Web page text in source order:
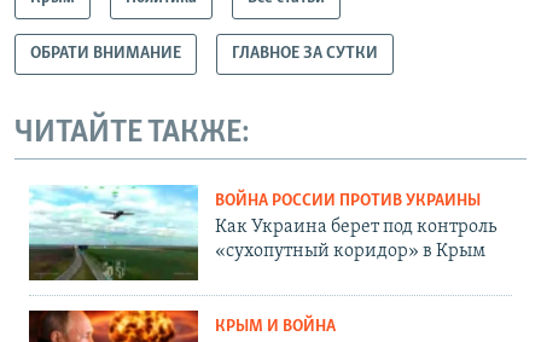
ОБРАТИ ВНИМАНИЕ ГЛАВНОЕ ЗА СУТКИ
ЧИТАЙТЕ ТАКЖЕ:
ВОЙНА РОССИИ ПРОТИВ УКРАИНЫ
Как Украина берет под контроль
«сухопутный коридор» в Крым
КРЫМ И ВОЙНА